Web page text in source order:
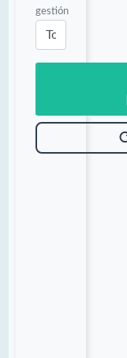
gestión